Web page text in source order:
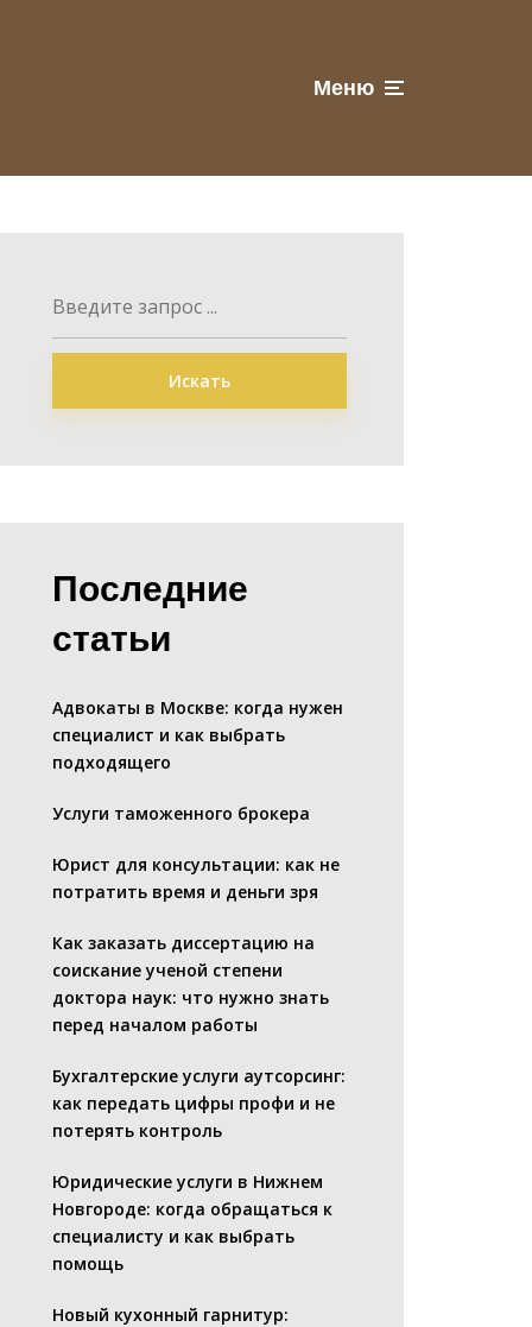
Меню
Искать
Последние
статьи
Адвокаты в Москве: когда нужен
специалист и как выбрать
подходящего
Услуги таможенного брокера
Юрист для консультации: как не
потратить время и деньги зря
Как заказать диссертацию на
соискание ученой степени
доктора наук: что нужно знать
перед началом работы
Бухгалтерские услуги аутсорсинг:
как передать цифры профи и не
потерять контроль
Юридические услуги в Нижнем
Новгороде: когда обращаться к
специалисту и как выбрать
помощь
Новый кухонный гарнитур: